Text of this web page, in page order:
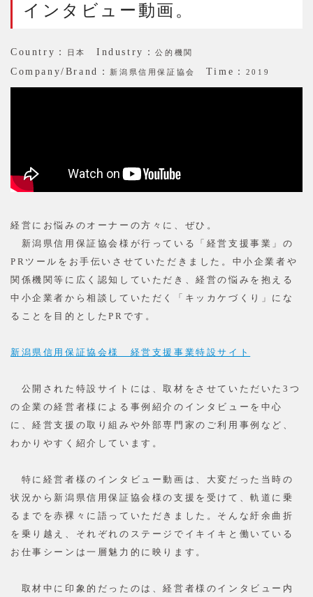
インタビュー動画。
Country： 日本 Industry：公的機関
Company/Brand： 新潟県信用保証協会 Time： 2019
経営にお悩みのオーナーの方々に、ぜひ。
新潟県信用保証協会様が行っている「経営支援事業」の
PRツールをお手伝いさせていただきました。中小企業者や
関係機関等に広く認知していただき、経営の悩みを抱える
中小企業者から相談していただく「キッカケづくり」にな
ることを目的としたPRです。
新潟県信用保証協会様 経営支援事業特設サイト
公開された特設サイトには、取材をさせていただいた3つ
の企業の経営者様による事例紹介のインタビューを中心
に、経営支援の取り組みや外部専門家のご利用事例など、
わかりやすく紹介しています。
特に経営者樣のインタビュー動画は、大変だった当時の
状況から新潟県信用保証協会様の支援を受けて、軌道に乗
るまでを赤裸々に語っていただきました。そんな紆余曲折
を乗り越え、それぞれのステージでイキイキと働いている
お仕事シーンは一層魅力的に映ります。
取材中に印象的だったのは、経営者様のインタビュー内